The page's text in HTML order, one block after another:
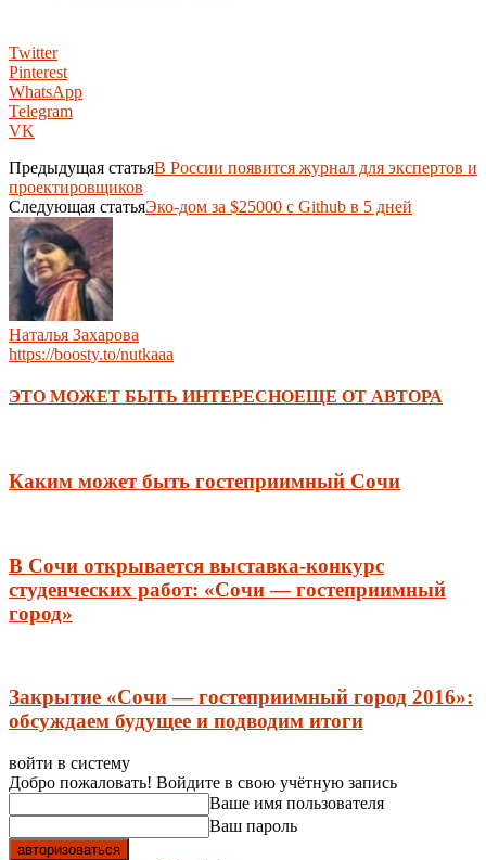
Twitter
Pinterest
WhatsApp
Telegram
VK
Предыдущая статьяВ России появится журнал для экспертов и
проектировщиков
Следующая статьяЭко-дом за $25000 с Github в 5 дней
Наталья Захарова
https://boosty.to/nutkaaa
ЭТО МОЖЕТ БЫТЬ ИНТЕРЕСНОЕЩЕ ОТ АВТОРА
Каким может быть гостеприимный Сочи
В Сочи открывается выставка-конкурс
студенческих работ: «Сочи — гостеприимный
город»
Закрытие «Сочи — гостеприимный город 2016»:
обсуждаем будущее и подводим итоги
войти в систему
Добро пожаловать! Войдите в свою учётную запись
Ваше имя пользователя
Ваш пароль